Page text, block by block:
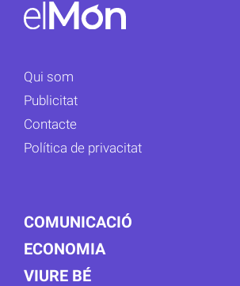
Qui som
Publicitat
Contacte
Política de privacitat
COMUNICACIÓ
ECONOMIA
VIURE BÉ